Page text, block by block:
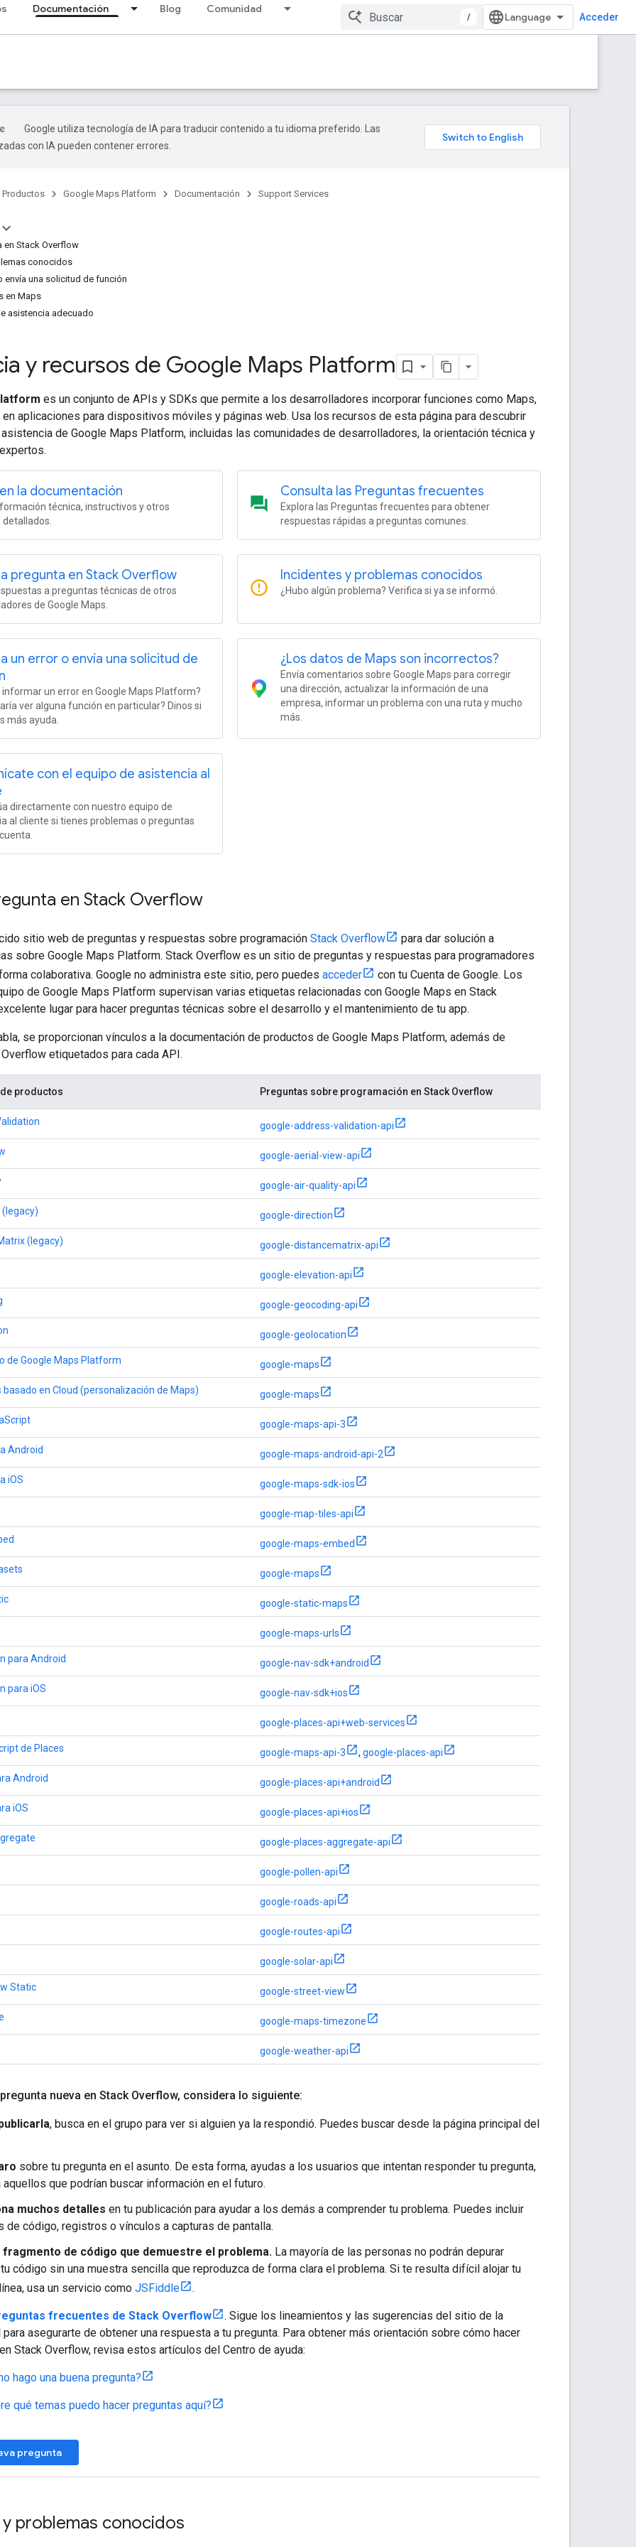
Documentación Blog Comunidad
/ Acceder
Google utiliza tecnología de IA para traducir contenido a tu idioma preferido. Las
con IA pueden contener errores.
Productos Google Maps Platform Documentación Support Services
en Stack Overflow
conocidos
envía una solicitud de función
en Maps
asistencia adecuado
y recursos de Google Maps Platform
es un conjunto de APIs y SDKs que permite a los desarrolladores incorporar funciones como Maps,
en aplicaciones para dispositivos móviles y páginas web. Usa los recursos de esta página para descubrir
asistencia de Google Maps Platform, incluidas las comunidades de desarrolladores, la orientación técnica y
la documentación
técnica, instructivos y otros
question_answer
Consulta las Preguntas frecuentes
Explora las Preguntas frecuentes para obtener
respuestas rápidas a preguntas comunes.
pregunta en Stack Overflow
a preguntas técnicas de otros
de Google Maps.
error_outline
Incidentes y problemas conocidos
¿Hubo algún problema? Verifica si ya se informó.
un error o envía una solicitud de
informar un error en Google Maps Platform?
ver alguna función en particular? Dinos si
más ayuda.
¿Los datos de Maps son incorrectos?
Envía comentarios sobre Google Maps para corregir
una dirección, actualizar la información de una
empresa, informar un problema con una ruta y mucho
más.
con el equipo de asistencia al
directamente con nuestro equipo de
al cliente si tienes problemas o preguntas
en Stack Overflow
sitio web de preguntas y respuestas sobre programación Stack Overflow
para dar solución a
sobre Google Maps Platform. Stack Overflow es un sitio de preguntas y respuestas para programadores
colaborativa. Google no administra este sitio, pero puedes acceder
con tu Cuenta de Google. Los
de Google Maps Platform supervisan varias etiquetas relacionadas con Google Maps en Stack
excelente lugar para hacer preguntas técnicas sobre el desarrollo y el mantenimiento de tu app.
se proporcionan vínculos a la documentación de productos de Google Maps Platform, además de
Overflow etiquetados para cada API.
de productos Preguntas sobre programación en Stack Overflow
google-address-validation-api
google-aerial-view-api
google-air-quality-api
(legacy) google-direction
(legacy) google-distancematrix-api
google-elevation-api
google-geocoding-api
google-geolocation
de Google Maps Platform google-maps
basado en Cloud (personalización de Maps) google-maps
google-maps-api-3
Android google-maps-android-api-2
iOS google-maps-sdk-ios
google-map-tiles-api
google-maps-embed
google-maps
google-static-maps
google-maps-urls
para Android google-nav-sdk+android
para iOS google-nav-sdk+ios
google-places-api+web-services
de Places google-maps-api-3 , google-places-api
Android google-places-api+android
iOS google-places-api+ios
google-places-aggregate-api
google-pollen-api
google-roads-api
google-routes-api
google-solar-api
Static google-street-view
google-maps-timezone
google-weather-api
pregunta nueva en Stack Overflow, considera lo siguiente:
, busca en el grupo para ver si alguien ya la respondió. Puedes buscar desde la página principal del
sobre tu pregunta en el asunto. De esta forma, ayudas a los usuarios que intentan responder tu pregunta,
aquellos que podrían buscar información en el futuro.
muchos detalles en tu publicación para ayudar a los demás a comprender tu problema. Puedes incluir
de código, registros o vínculos a capturas de pantalla.
fragmento de código que demuestre el problema. La mayoría de las personas no podrán depurar
tu código sin una muestra sencilla que reproduzca de forma clara el problema. Si te resulta difícil alojar tu
usa un servicio como JSFiddle .
frecuentes de Stack Overflow
. Sigue los lineamientos y las sugerencias del sitio de la
para asegurarte de obtener una respuesta a tu pregunta. Para obtener más orientación sobre cómo hacer
en Stack Overflow, revisa estos artículos del Centro de ayuda:
hago una buena pregunta?
qué temas puedo hacer preguntas aquí?
pregunta
y problemas conocidos